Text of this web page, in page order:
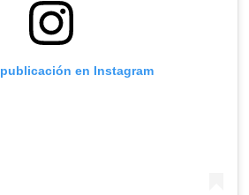
en Instagram